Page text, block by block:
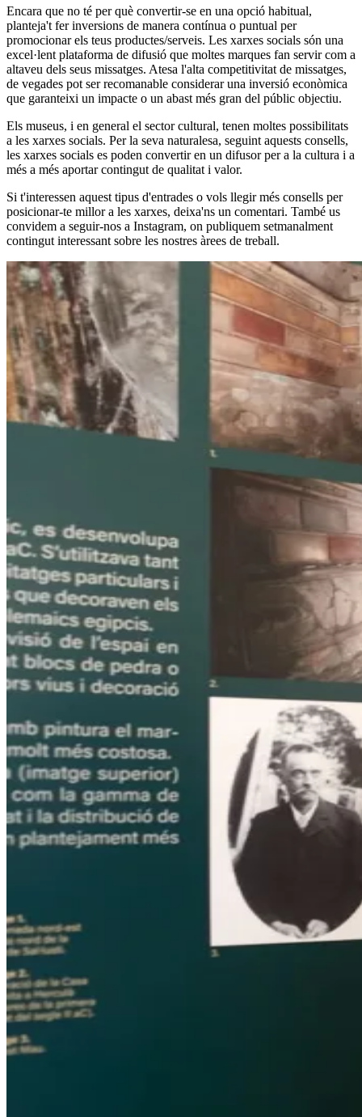
Encara que no té per què convertir-se en una opció habitual,
planteja't fer inversions de manera contínua o puntual per
promocionar els teus productes/serveis. Les xarxes socials són una
excel·lent plataforma de difusió que moltes marques fan servir com a
altaveu dels seus missatges. Atesa l'alta competitivitat de missatges,
de vegades pot ser recomanable considerar una inversió econòmica
que garanteixi un impacte o un abast més gran del públic objectiu.
Els museus, i en general el sector cultural, tenen moltes possibilitats
a les xarxes socials. Per la seva naturalesa, seguint aquests consells,
les xarxes socials es poden convertir en un difusor per a la cultura i a
més a més aportar contingut de qualitat i valor.
Si t'interessen aquest tipus d'entrades o vols llegir més consells per
posicionar-te millor a les xarxes, deixa'ns un comentari. També us
convidem a seguir-nos a Instagram, on publiquem setmanalment
contingut interessant sobre les nostres àrees de treball.